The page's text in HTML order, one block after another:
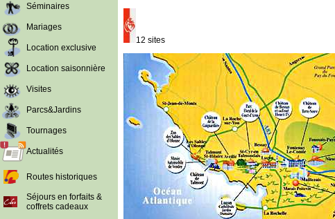
Séminaires
Mariages
Location exclusive
Location saisonnière
Visites
Parcs&Jardins
Tournages
Actualités
Routes historiques
Séjours en forfaits &
coffrets cadeaux
12 sites